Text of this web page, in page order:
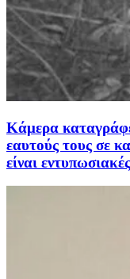
Κάμερα
εαυτούς τους σε
είναι εντυπωσιακές